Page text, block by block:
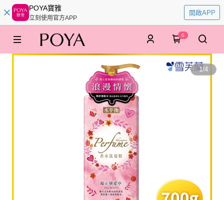
POYA寶雅
立刻使用官方APP
開啟APP
0
1/4